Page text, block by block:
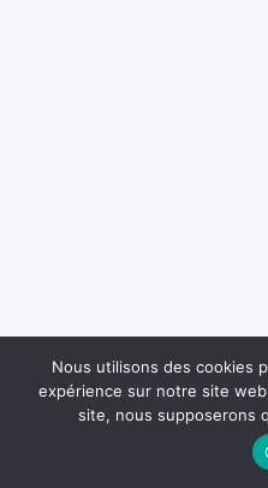
Nous utilisons des cookies
expérience sur notre site
site, nous supposerons